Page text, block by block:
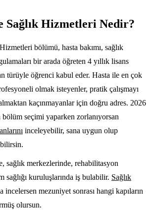
Sağlık Hizmetleri Nedir?
bölümü, hasta bakımı, sağlık
bir arada öğreten 4 yıllık lisans
türüyle öğrenci kabul eder. Hasta ile en çok
olmak isteyenler, pratik çalışmayı
kaçınmayanlar için doğru adres. 2026
seçimi yaparken zorlanıyorsan
inceleyebilir, sana uygun olup
sağlık merkezlerinde, rehabilitasyon
kuruluşlarında iş bulabilir. Sağlık
incelersen mezuniyet sonrası hangi kapıların
olursun.